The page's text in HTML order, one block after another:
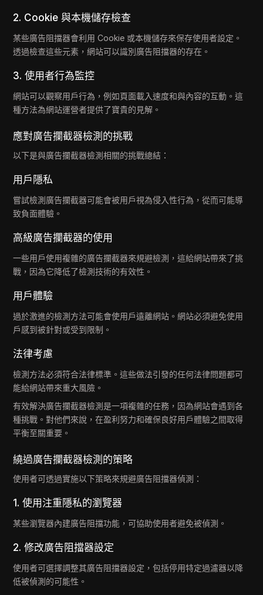
2. Cookie 與本機儲存檢查
某些廣告阻擋器會利用 Cookie 或本機儲存來保存使用者設定。
透過檢查這些元素，網站可以識別廣告阻擋器的存在。
3. 使用者行為監控
網站可以觀察用戶行為，例如頁面載入速度和與內容的互動。這
種方法為網站運營者提供了寶貴的見解。
應對廣告攔截器檢測的挑戰
以下是與廣告攔截器檢測相關的挑戰總結：
用戶隱私
嘗試檢測廣告攔截器可能會被用戶視為侵入性行為，從而可能導
致負面體驗。
高級廣告攔截器的使用
一些用戶使用複雜的廣告攔截器來規避檢測，這給網站帶來了挑
戰，因為它降低了檢測技術的有效性。
用戶體驗
過於激進的檢測方法可能會使用戶遠離網站。網站必須避免使用
戶感到被針對或受到限制。
法律考慮
檢測方法必須符合法律標準。這些做法引發的任何法律問題都可
能給網站帶來重大風險。
有效解決廣告攔截器檢測是一項複雜的任務，因為網站會遇到各
種挑戰。對他們來說，在盈利努力和確保良好用戶體驗之間取得
平衡至關重要。
繞過廣告攔截器檢測的策略
使用者可透過實施以下策略來規避廣告阻擋器偵測：
1. 使用注重隱私的瀏覽器
某些瀏覽器內建廣告阻擋功能，可協助使用者避免被偵測。
2. 修改廣告阻擋器設定
使用者可選擇調整其廣告阻擋器設定，包括停用特定過濾器以降
低被偵測的可能性。